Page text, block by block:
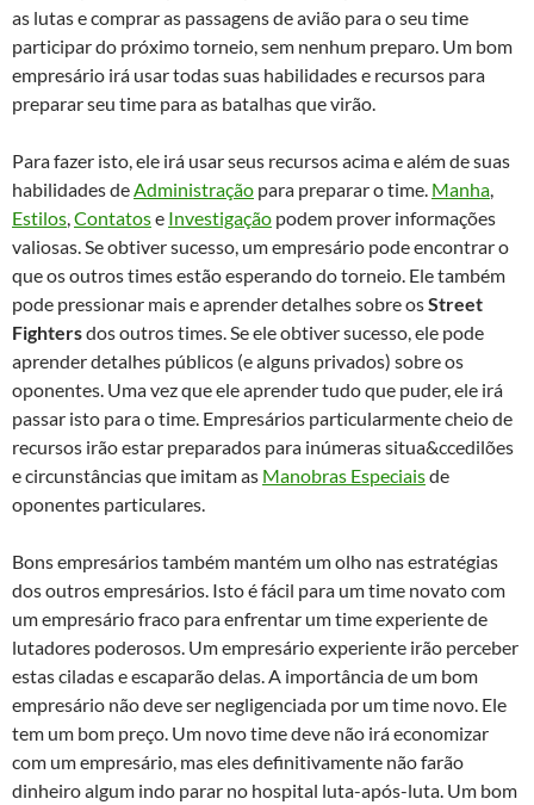
as lutas e comprar as passagens de avião para o seu time
participar do próximo torneio, sem nenhum preparo. Um bom
empresário irá usar todas suas habilidades e recursos para
preparar seu time para as batalhas que virão.
Para fazer isto, ele irá usar seus recursos acima e além de suas
habilidades de Administração para preparar o time. Manha
Estilos Contatose Investigação podem prover informações
valiosas. Se obtiver sucesso, um empresário pode encontrar o
que os outros times estão esperando do torneio. Ele também
pode pressionar mais e aprender detalhes sobre osStreet
Fightersdos outros times. Se ele obtiver sucesso, ele pode
aprender detalhes públicos (e alguns privados) sobre os
oponentes. Uma vez que ele aprender tudo que puder, ele irá
passar isto para o time. Empresários particularmente cheio de
recursos irão estar preparados para inúmeras situa&ccedilões
e circunstâncias que imitam as Manobras Especiaisde
oponentes particulares.
Bons empresários também mantém um olho nas estratégias
dos outros empresários. Isto é fácil para um time novato com
um empresário fraco para enfrentar um time experiente de
lutadores poderosos. Um empresário experiente irão perceber
estas ciladas e escaparão delas. A importância de um bom
empresário não deve ser negligenciada por um time novo. Ele
tem um bom preço. Um novo time deve não irá economizar
com um empresário, mas eles definitivamente não farão
dinheiro algum indo parar no hospital luta-após-luta. Um bom